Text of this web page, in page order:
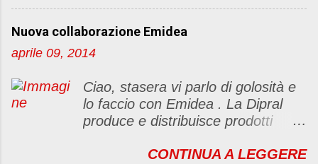
t
o
post, ma anche di sentimenti ed
emozioni. Non siete obbligate a
avete il tempo bene, altrimenti no
problem. :D Le regole sono le
seguenti 1) Prelevare l'immagine
blog con il link del mio
Nuova collaborazione Emidea
aprile 09, 2014
Ciao, stasera vi parlo di golosità e
lo faccio con Emidea . La Dipral
produce e distribuisce prodotti
qualità a marchio Emidea (rivolti
CONTINUA A LEGGERE